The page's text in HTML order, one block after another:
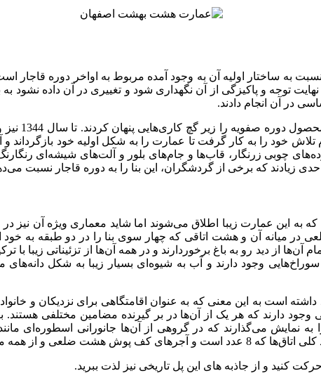
به ساختار اولیه آن به وجود آمده مربوط به اواخر دوره
توجه و پاکیزگی از آن نگهداری شود و تغییری در آن داده نشود به
در آن انجام دادند.
به این
خود را به کار گرفت تا عمارت را به شکل اولیه خود بازگرداند
چوبی زرنگار، قاب‌ها و جام‌های بلور و آلت‌های شیشه‌ای
زیادند که برخی از گردشگران، این بنا را به دوره قاجار نسبت
این عمارت زیبا اطلاق می‌شوند اما شاید معماری ویژه آن نیز در
میانه آن و هشت اتاقی که چهار سوی بنا را در دو طبقه به خود
از دید رو به باغ برخوردارند و در همه آن‌ها از تزئیناتی زیبا
وجود دارند و آب به شیوه‌ای بسیار زیبا به شکل دانه‌های
است به این معنی که به عنوان اقامتگاهی برای نزدیکان و
دارند که هر یک از آن‌ها در بر گیرنده مضامین مختلفی هستند.
نمایش می‌گذارند که در گروهی از آن‌ها جانورانی اسطوره‌ای
که در آن جا سکونت داشته‌اند.
حرکت کنید و از جاذبه های این پل تاریخی نیز لذت ببرید.